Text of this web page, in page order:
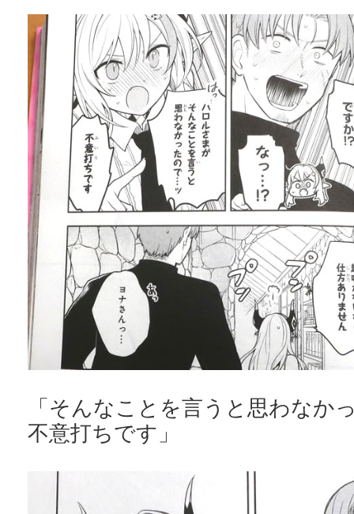
「そんなことを言うと思わなか
不意打ちです」